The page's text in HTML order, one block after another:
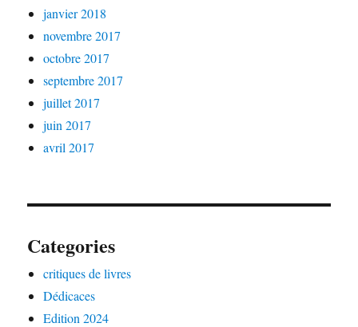
janvier 2018
novembre 2017
octobre 2017
septembre 2017
juillet 2017
juin 2017
avril 2017
Categories
critiques de livres
Dédicaces
Edition 2024